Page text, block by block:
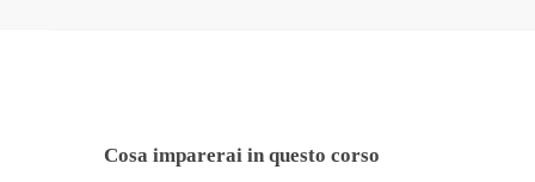
Cosa imparerai in questo corso